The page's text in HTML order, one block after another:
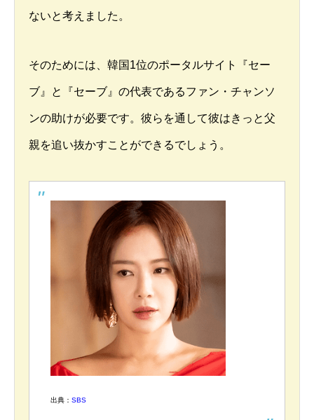
ないと考えました。
そのためには、韓国1位のポータルサイト『セー
ブ』と『セーブ』の代表であるファン・チャンソ
ンの助けが必要です。彼らを通して彼はきっと父
親を追い抜かすことができるでしょう。
出典： SBS